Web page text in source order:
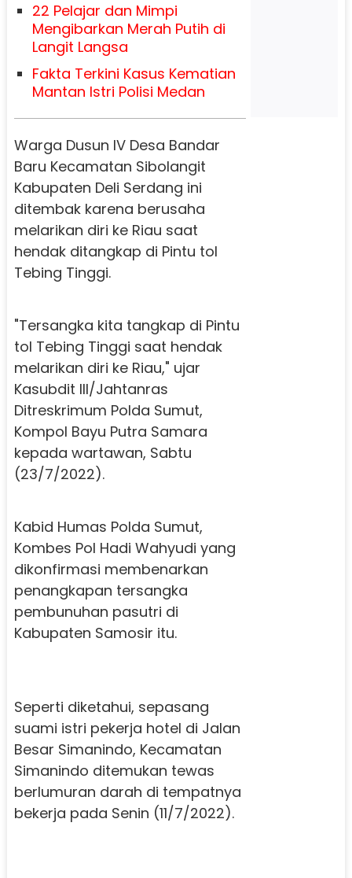
22 Pelajar dan Mimpi
Mengibarkan Merah Putih di
Langit Langsa
Fakta Terkini Kasus Kematian
Mantan Istri Polisi Medan
Warga Dusun IV Desa Bandar
Baru Kecamatan Sibolangit
Kabupaten Deli Serdang ini
ditembak karena berusaha
melarikan diri ke Riau saat
hendak ditangkap di Pintu tol
Tebing Tinggi.
"Tersangka kita tangkap di Pintu
tol Tebing Tinggi saat hendak
melarikan diri ke Riau," ujar
Kasubdit III/Jahtanras
Ditreskrimum Polda Sumut,
Kompol Bayu Putra Samara
kepada wartawan, Sabtu
(23/7/2022).
Kabid Humas Polda Sumut,
Kombes Pol Hadi Wahyudi yang
dikonfirmasi membenarkan
penangkapan tersangka
pembunuhan pasutri di
Kabupaten Samosir itu.
Seperti diketahui, sepasang
suami istri pekerja hotel di Jalan
Besar Simanindo, Kecamatan
Simanindo ditemukan tewas
berlumuran darah di tempatnya
bekerja pada Senin (11/7/2022).